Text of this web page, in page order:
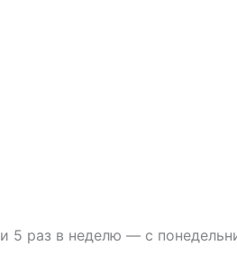
раз в неделю — с